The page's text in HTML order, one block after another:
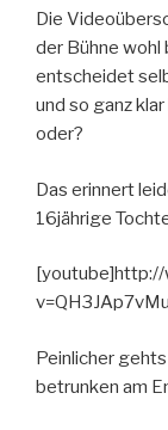
Die
der Bühne wohl
entscheidet
und so ganz
oder?
Das erinnert
16jährige
Peinlicher
betrunken am